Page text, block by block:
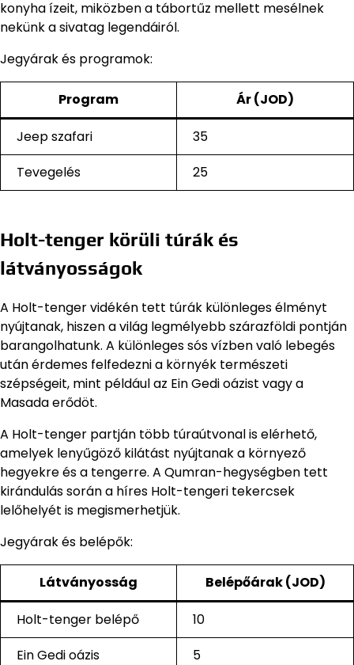
konyha ízeit, miközben a tábortűz mellett mesélnek
nekünk a sivatag legendáiról.
Jegyárak és programok:
Program Ár (JOD)
Jeep szafari
35
Tevegelés
25
Holt-tenger körüli túrák és
látványosságok
A Holt-tenger vidékén tett túrák különleges élményt
nyújtanak, hiszen a világ legmélyebb szárazföldi pontján
barangolhatunk. A különleges sós vízben való lebegés
után érdemes felfedezni a környék természeti
szépségeit, mint például az Ein Gedi oázist vagy a
Masada erődöt.
A Holt-tenger partján több túraútvonal is elérhető,
amelyek lenyűgöző kilátást nyújtanak a környező
hegyekre és a tengerre. A Qumran-hegységben tett
kirándulás során a híres Holt-tengeri tekercsek
lelőhelyét is megismerhetjük.
Jegyárak és belépők:
Látványosság Belépőárak (JOD)
Holt-tenger belépő
10
Ein Gedi oázis
5